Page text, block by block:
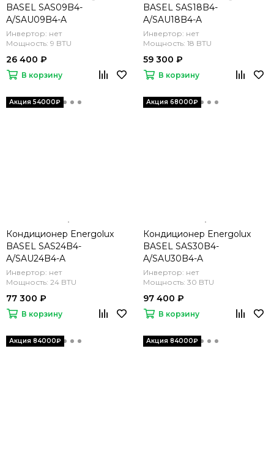
BASEL SAS09B4-
A/SAU09B4-A
Инвертор: нет
Мощность: 9 BTU
26 400 ₽
В корзину
BASEL SAS18B4-
A/SAU18B4-A
Инвертор: нет
Мощность: 18 BTU
59 300 ₽
В корзину
Кондиционер Energolux
BASEL SAS24B4-
A/SAU24B4-A
Инвертор: нет
Мощность: 24 BTU
77 300 ₽
В корзину
Кондиционер Energolux
BASEL SAS30B4-
A/SAU30B4-A
Инвертор: нет
Мощность: 30 BTU
97 400 ₽
В корзину